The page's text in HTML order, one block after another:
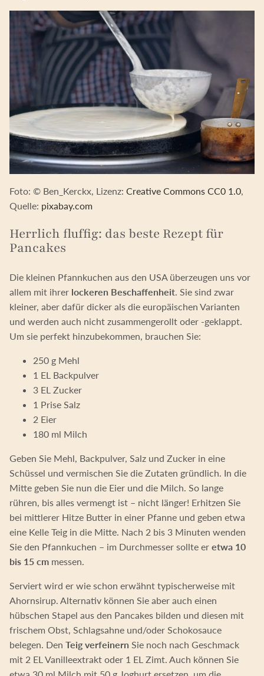
Foto: © Ben_Kerckx, Lizenz: Creative Commons CC0 1.0,
Quelle: pixabay.com
Herrlich fluffig: das beste Rezept für
Pancakes
Die kleinen Pfannkuchen aus den USA überzeugen uns vor
allem mit ihrer lockeren Beschaffenheit. Sie sind zwar
kleiner, aber dafür dicker als die europäischen Varianten
und werden auch nicht zusammengerollt oder -geklappt.
Um sie perfekt hinzubekommen, brauchen Sie:
250 g Mehl
1 EL Backpulver
3 EL Zucker
1 Prise Salz
2 Eier
180 ml Milch
Geben Sie Mehl, Backpulver, Salz und Zucker in eine
Schüssel und vermischen Sie die Zutaten gründlich. In die
Mitte geben Sie nun die Eier und die Milch. So lange
rühren, bis alles vermengt ist – nicht länger! Erhitzen Sie
bei mittlerer Hitze Butter in einer Pfanne und geben etwa
eine Kelle Teig in die Mitte. Nach 2 bis 3 Minuten wenden
Sie den Pfannkuchen – im Durchmesser sollte er etwa 10
bis 15 cm messen.
Serviert wird er wie schon erwähnt typischerweise mit
Ahornsirup. Alternativ können Sie aber auch einen
hübschen Stapel aus den Pancakes bilden und diesen mit
frischem Obst, Schlagsahne und/oder Schokosauce
belegen. Den Teig verfeinern Sie noch nach Geschmack
mit 2 EL Vanilleextrakt oder 1 EL Zimt. Auch können Sie